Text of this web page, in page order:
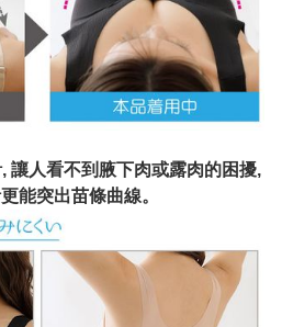
讓人看不到腋下肉或露肉的困擾,
能突出苗條曲線。